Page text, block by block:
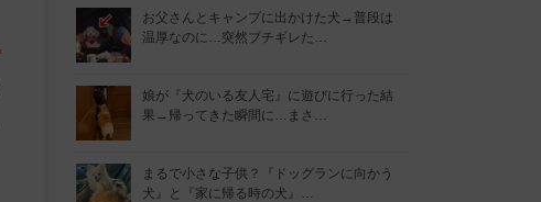
お父さんとキャンプに出かけた犬→普段は
温厚なのに…突然ブチギレた…
娘が『犬のいる友人宅』に遊びに行った結
果→帰ってきた瞬間に…まさ…
まるで小さな子供？『ドッグランに向かう
犬』と『家に帰る時の犬』…